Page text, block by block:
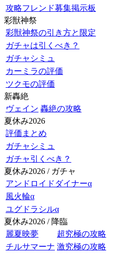
攻略フレンド募集掲示板
彩獣神祭
彩獣神祭の引き方と限定
ガチャは引くべき？
ガチャシミュ
カーミラの評価
ツクモの評価
新轟絶
ヴェイン 轟絶の攻略
夏休み2026
評価まとめ
ガチャシミュ
ガチャ引くべき？
夏休み2026 / ガチャ
アンドロイドダイナーα
風火輪α
ユグドラシルα
夏休み2026 / 降臨
麗夏映夢
超究極の攻略
チルサマーナ 激究極の攻略